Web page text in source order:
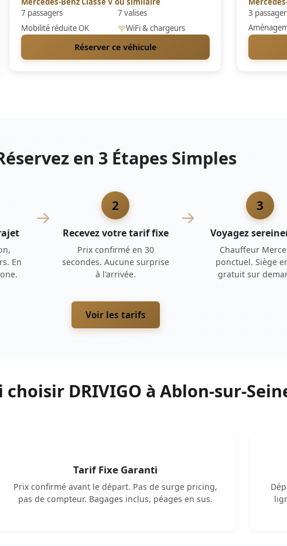
7 passagers
7 valises
Mobilité réduite OK
WiFi & chargeurs
Réserver ce véhicule
3
en 3 Étapes Simples
En
→
2
Recevez votre tarif fixe
Prix confirmé en 30
secondes. Aucune surprise
à l'arrivée.
→
3
Voyagez
Chauffeur
ponctuel. Siège
gratuit sur
Voir les tarifs
DRIVIGO à Ablon-sur-
Tarif Fixe Garanti
Prix confirmé avant le départ. Pas de surge pricing,
pas de compteur. Bagages inclus, péages en sus.